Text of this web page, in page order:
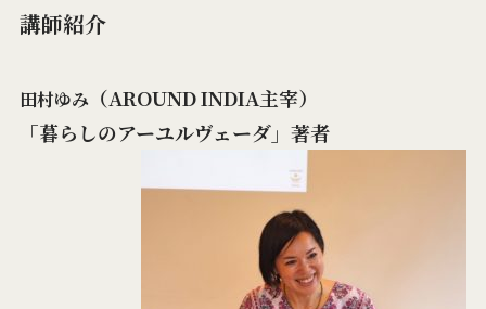
講師紹介
田村ゆみ（AROUND INDIA主宰）
「暮らしのアーユルヴェーダ」著者